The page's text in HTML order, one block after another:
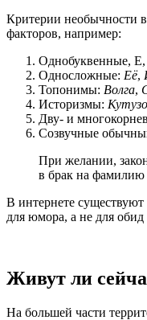
Критерии необычности
факторов, например:
Однобуквенные,
Односложные: Её,
Топонимы: Волга,
Историзмы:
Дву- и
Созвучные
При желании,
в брак на фамилию
В интернете
для юмора, а не для обид
Живут ли
На большей части